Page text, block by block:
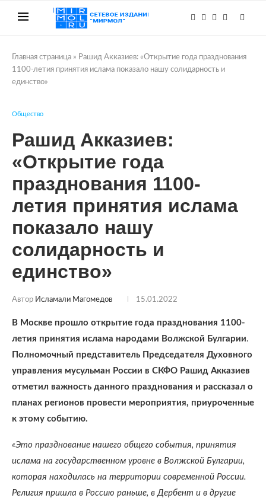
Главная страница » Рашид Акказиев: «Открытие года празднования
1100-летия принятия ислама показало нашу солидарность и
единство»
Общество
Рашид Акказиев:
«Открытие года
празднования 1100-
летия принятия ислама
показало нашу
солидарность и
единство»
Автор Исламали Магомедов 15.01.2022
В Москве прошло открытие года празднования 1100-
летия принятия ислама народами Волжской Булгарии.
Полномочный представитель Председателя Духовного
управления мусульман России в СКФО Рашид Акказиев
отметил важность данного празднования и рассказал о
планах регионов провести мероприятия, приуроченные
к этому событию.
«Это празднование нашего общего события, принятия
ислама на государственном уровне в Волжской Булгарии,
которая находилась на территории современной России.
Религия пришла в Россию раньше, в Дербент и в другие